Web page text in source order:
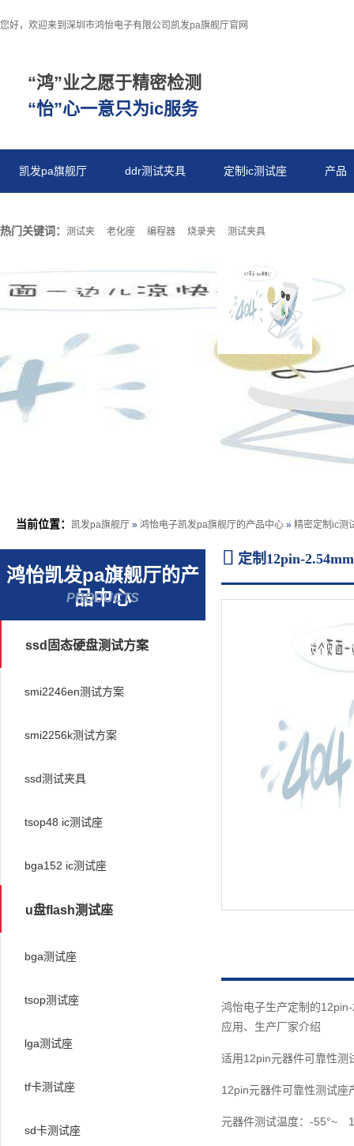
您好，欢迎来到深圳市鸿怡电子有限公司凯发pa旗舰厅官网
“鸿”业之愿于精密检测
“怡”心一意只为ic服务
凯发pa旗舰厅 ddr测试夹具 定制ic测试座 产品
热门关键词： 测试夹 老化座 编程器 烧录夹 测试夹具
当前位置： 凯发pa旗舰厅 » 鸿怡电子凯发pa旗舰厅的产品中心 » 精密定制ic测
 定制12pin-
鸿怡电子生产定制的
应用、生产厂家介绍
适用12pin元器件可靠性测
12pin元器件可靠性测试座
元器件测试温度：-55°~
鸿怡凯发pa旗舰厅的产
品中心
PRODUCTS
ssd固态硬盘测试方案
smi2246en测试方案
smi2256k测试方案
ssd测试夹具
tsop48 ic测试座
bga152 ic测试座
u盘flash测试座
bga测试座
tsop测试座
lga测试座
tf卡测试座
sd卡测试座